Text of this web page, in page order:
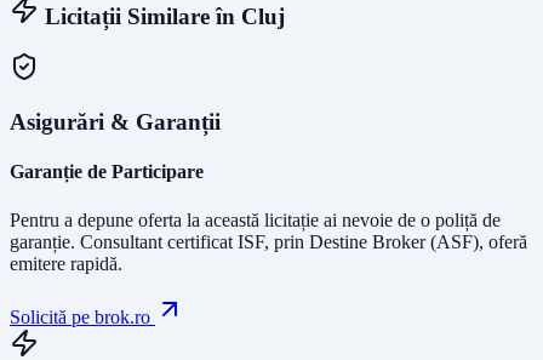
Licitații Similare în Cluj
Asigurări & Garanții
Garanție de Participare
Pentru a depune oferta la această licitație ai nevoie de o poliță de
garanție. Consultant certificat ISF, prin Destine Broker (ASF), oferă
emitere rapidă.
Solicită pe brok.ro